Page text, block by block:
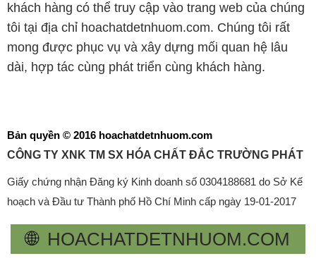
khách hàng có thể truy cập vào trang web của chúng
tôi tại địa chỉ hoachatdetnhuom.com. Chúng tôi rất
mong được phục vụ và xây dựng mối quan hệ lâu
dài, hợp tác cùng phát triển cùng khách hàng.
Bản quyền © 2016 hoachatdetnhuom.com
CÔNG TY XNK TM SX HÓA CHẤT ĐẮC TRƯỜNG PHÁT
Giấy chứng nhận Đăng ký Kinh doanh số 0304188681 do Sở Kế
hoạch và Đầu tư Thành phố Hồ Chí Minh cấp ngày 19-01-2017
🌐 HOACHATDETNHUOM.COM